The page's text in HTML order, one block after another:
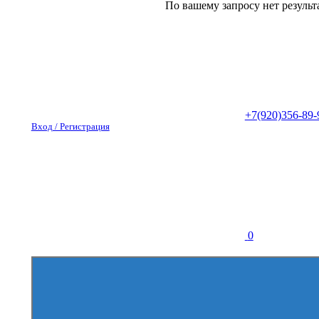
По вашему запросу нет
+7(920)356-89-
Вход / Регистрация
0